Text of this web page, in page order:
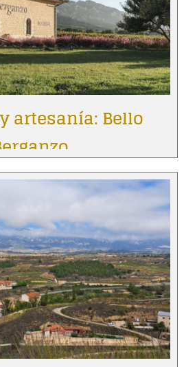
artesanía: Bello